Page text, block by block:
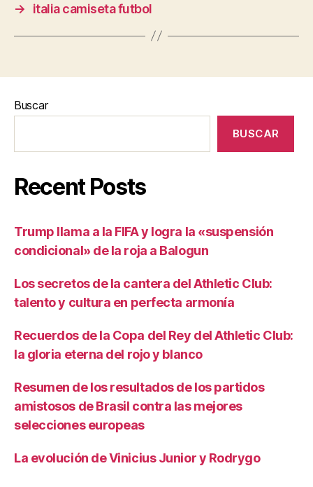
→
italia camiseta futbol
Buscar
BUSCAR
Recent Posts
Trump llama a la FIFA y logra la «suspensión
condicional» de la roja a Balogun
Los secretos de la cantera del Athletic Club:
talento y cultura en perfecta armonía
Recuerdos de la Copa del Rey del Athletic Club:
la gloria eterna del rojo y blanco
Resumen de los resultados de los partidos
amistosos de Brasil contra las mejores
selecciones europeas
La evolución de Vinicius Junior y Rodrygo